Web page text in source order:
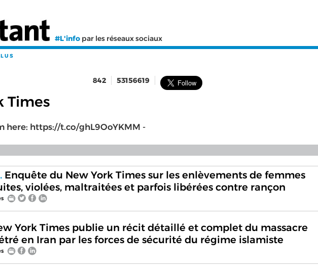
#L'info par les réseaux sociaux
842 53156619
Times
here: https://t.co/ghL9OoYKMM -
Enquête du New York Times sur les enlèvements de femmes
violées, maltraitées et parfois libérées contre rançon
York Times publie un récit détaillé et complet du massacre
en Iran par les forces de sécurité du régime islamiste